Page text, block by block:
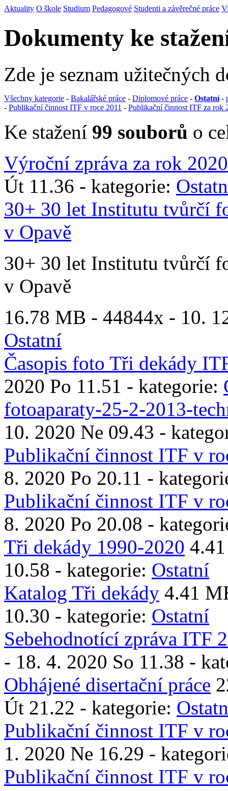
Aktuality O škole Studium Pedagogové Studenti a závěrečné práce
Dokumenty ke
Zde je seznam užitečných
Všechny kategorie - Bakalářské práce - Diplomové práce - Ostatní-
- Publikační činnost ITF v roce 2011 - Publikační činnost ITF za rok
Ke stažení 99 souborů o
Výroční zpráva za rok 2020
Út 11.36 - kategorie:
30+ 30 let Institutu tvůrčí
v Opavě
30+ 30 let Institutu tvůrčí
v Opavě
16.78 MB - 44844x - 10.
Ostatní
Časopis foto Tři dekády
2020 Po 11.51 - kategorie:
fotoaparaty-25-2-2013-
10. 2020 Ne 09.43 -
Publikační činnost ITF v
8. 2020 Po 20.11 -
Publikační činnost ITF v
8. 2020 Po 20.08 -
Tři dekády 1990-2020
10.58 - kategorie: Ostatní
Katalog Tři dekády 4.41
10.30 - kategorie: Ostatní
Sebehodnotící zpráva ITF
- 18. 4. 2020 So 11.38 -
Obhájené disertační práce
Út 21.22 - kategorie:
Publikační činnost ITF v
1. 2020 Ne 16.29 -
Publikační činnost ITF v